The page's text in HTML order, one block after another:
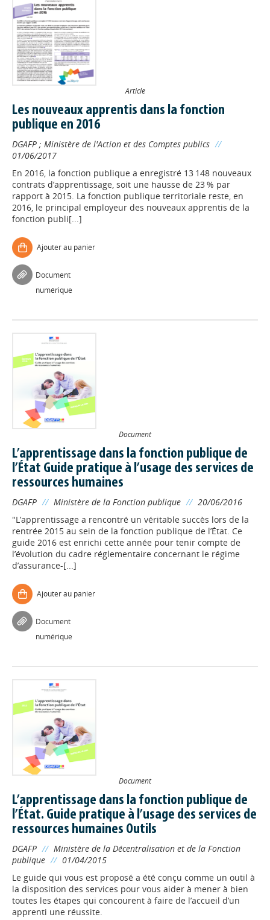
Article
Les nouveaux apprentis dans la fonction
publique en 2016
DGAFP ; Ministère de l'Action et des Comptes publics //
01/06/2017
En 2016, la fonction publique a enregistré 13 148 nouveaux
contrats d’apprentissage, soit une hausse de 23 % par
rapport à 2015. La fonction publique territoriale reste, en
2016, le principal employeur des nouveaux apprentis de la
fonction publi[...]
Ajouter au panier
Document
numérique
Document
L’apprentissage dans la fonction publique de
l’État Guide pratique à l’usage des services de
ressources humaines
DGAFP // Ministère de la Fonction publique // 20/06/2016
"L’apprentissage a rencontré un véritable succès lors de la
rentrée 2015 au sein de la fonction publique de l’État. Ce
guide 2016 est enrichi cette année pour tenir compte de
l’évolution du cadre réglementaire concernant le régime
d’assurance-[...]
Ajouter au panier
Document
numérique
Document
L’apprentissage dans la fonction publique de
l’État. Guide pratique à l’usage des services de
ressources humaines Outils
DGAFP // Ministère de la Décentralisation et de la Fonction
publique // 01/04/2015
Le guide qui vous est proposé a été conçu comme un outil à
la disposition des services pour vous aider à mener à bien
toutes les étapes qui concourent à faire de l’accueil d’un
apprenti une réussite.